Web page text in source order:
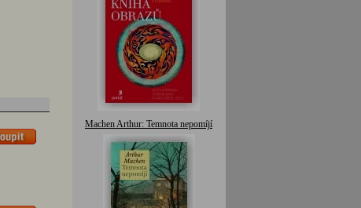
Machen Arthur: Temnota nepomíjí